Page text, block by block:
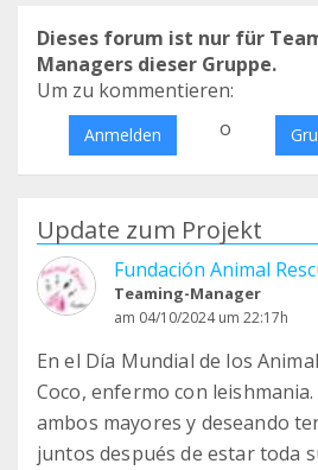
Dieses forum ist nur für
Managers dieser Gruppe.
Um zu kommentieren:
Anmelden o
Update zum Projekt
Fundación Animal
Teaming-Manager
am 04/10/2024 um 22:17h
En el Día Mundial de los
Coco, enfermo con
ambos mayores y deseando
juntos después de estar toda